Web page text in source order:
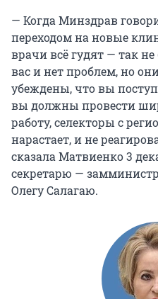
— Когда Минздрав
переходом на новые
врачи всё гудят — так
вас и нет проблем, но
убеждены, что вы
вы должны провести
работу, селекторы с
нарастает, и не
сказала Матвиенко 3
секретарю —
Олегу Салагаю.